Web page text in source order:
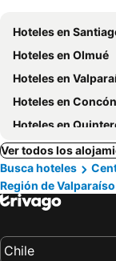
Hoteles en
Hoteles en Olmué
Hoteles en
Hoteles en Concón
Hoteles en
Ver todos los
Busca hoteles
Región de Valparaíso